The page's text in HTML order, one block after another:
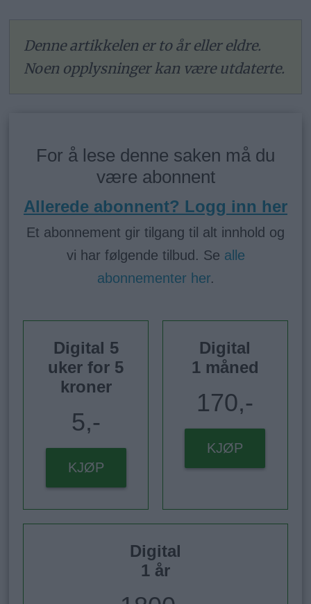
Denne artikkelen er to år eller eldre.
Noen opplysninger kan være utdaterte.
For å lese denne saken må du
være abonnent
Allerede abonnent? Logg inn her
Et abonnement gir tilgang til alt innhold og
vi har følgende tilbud. Se alle
abonnementer her.
Digital 5
uker for 5
kroner
5,-
KJØP
Digital
1 måned
170,-
KJØP
Digital
1 år